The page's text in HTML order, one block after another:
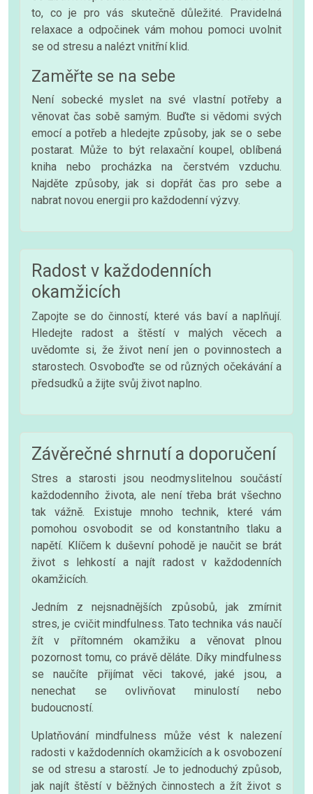
to, co je pro vás skutečně důležité. Pravidelná
relaxace a odpočinek vám mohou pomoci uvolnit
se od stresu a nalézt vnitřní klid.
Zaměřte se na sebe
Není sobecké myslet na své vlastní potřeby a
věnovat čas sobě samým. Buďte si vědomi svých
emocí a potřeb a hledejte způsoby, jak se o sebe
postarat. Může to být relaxační koupel, oblíbená
kniha nebo procházka na čerstvém vzduchu.
Najděte způsoby, jak si dopřát čas pro sebe a
nabrat novou energii pro každodenní výzvy.
Radost v každodenních
okamžicích
Zapojte se do činností, které vás baví a naplňují.
Hledejte radost a štěstí v malých věcech a
uvědomte si, že život není jen o povinnostech a
starostech. Osvoboďte se od různých očekávání a
předsudků a žijte svůj život naplno.
Závěrečné shrnutí a doporučení
Stres a starosti jsou neodmyslitelnou součástí
každodenního života, ale není třeba brát všechno
tak vážně. Existuje mnoho technik, které vám
pomohou osvobodit se od konstantního tlaku a
napětí. Klíčem k duševní pohodě je naučit se brát
život s lehkostí a najít radost v každodenních
okamžicích.
Jedním z nejsnadnějších způsobů, jak zmírnit
stres, je cvičit mindfulness. Tato technika vás naučí
žít v přítomném okamžiku a věnovat plnou
pozornost tomu, co právě děláte. Díky mindfulness
se naučíte přijímat věci takové, jaké jsou, a
nenechat se ovlivňovat minulostí nebo
budoucností.
Uplatňování mindfulness může vést k nalezení
radosti v každodenních okamžicích a k osvobození
se od stresu a starostí. Je to jednoduchý způsob,
jak najít štěstí v běžných činnostech a žít život s